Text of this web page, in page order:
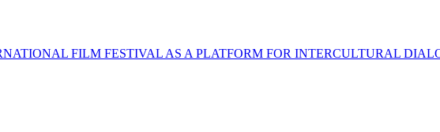
FILM FESTIVAL AS A PLATFORM FOR INTERCULTURAL